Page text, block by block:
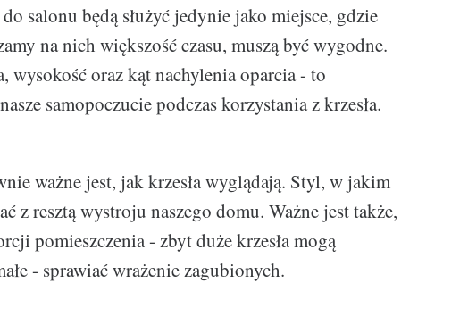
salonu będą służyć jedynie jako miejsce, gdzie
na nich większość czasu, muszą być wygodne.
wysokość oraz kąt nachylenia oparcia - to
samopoczucie podczas korzystania z krzesła.
ważne jest, jak krzesła wyglądają. Styl, w jakim
z resztą wystroju naszego domu. Ważne jest także,
pomieszczenia - zbyt duże krzesła mogą
- sprawiać wrażenie zagubionych.